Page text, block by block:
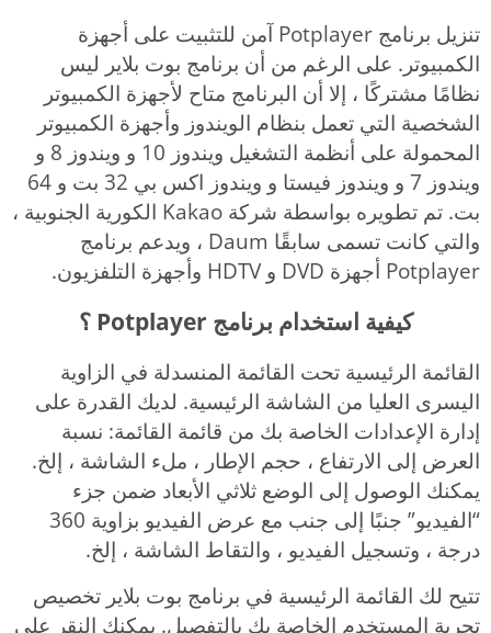
تنزيل برنامج Potplayer آمن للتثبيت على أجهزة
الكمبيوتر. على الرغم من أن برنامج بوت بلاير ليس
نظامًا مشتركًا ، إلا أن البرنامج متاح لأجهزة الكمبيوتر
الشخصية التي تعمل بنظام الويندوز وأجهزة الكمبيوتر
المحمولة على أنظمة التشغيل ويندوز 10 و ويندوز 8 و
ويندوز 7 و ويندوز فيستا و ويندوز اكس بي 32 بت و 64
بت. تم تطويره بواسطة شركة Kakao الكورية الجنوبية ،
والتي كانت تسمى سابقًا Daum ، ويدعم برنامج
Potplayer أجهزة DVD و HDTV وأجهزة التلفزيون.
كيفية استخدام برنامج Potplayer ؟
القائمة الرئيسية تحت القائمة المنسدلة في الزاوية
اليسرى العليا من الشاشة الرئيسية. لديك القدرة على
إدارة الإعدادات الخاصة بك من قائمة القائمة: نسبة
العرض إلى الارتفاع ، حجم الإطار ، ملء الشاشة ، إلخ.
يمكنك الوصول إلى الوضع ثلاثي الأبعاد ضمن جزء
“الفيديو” جنبًا إلى جنب مع عرض الفيديو بزاوية 360
درجة ، وتسجيل الفيديو ، والتقاط الشاشة ، إلخ.
تتيح لك القائمة الرئيسية في برنامج بوت بلاير تخصيص
تجربة المستخدم الخاصة بك بالتفصيل. يمكنك النقر على